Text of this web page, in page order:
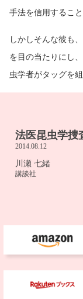
手法を信用すること
しかしそんな彼も
を目の当たりにし
虫学者がタッグを